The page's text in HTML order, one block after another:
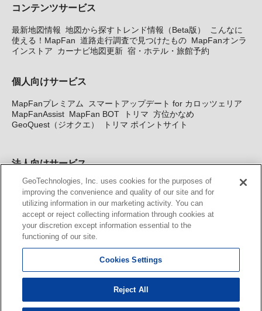
コンテンツサービス
最新地図情報 地図から探すトレンド情報（Beta版）
こんなに
使える！MapFan 道路走行調査で見つけたもの MapFanオンラ
インストア
カーナビ地図更新 宿・ホテル・旅館予約
個人向けサービス
MapFanプレミアム
スマートアップデート for カロッツェリア
MapFanAssist MapFan BOT トリマ 方位かなめ
GeoQuest（ジオクエ）
トリマ ポイントサイト
法人向けサービス
法人向け地図・位置情報サービス WEBサイト・システム向け地
図API Windows PC向け地図開発キット MapFan DB 住所確認
サービス
MAP WORLD+ トリマ広告 Geo-Research
カーナビ地図更新サービス
MapFan スマートメンバーズ
KENWOOD MapFan Club
GeoTechnologies, Inc. uses cookies for the purposes of
improving the convenience and quality of our site and for
utilizing information in our marketing activity. You can
accept or reject collecting information through cookies at
your discretion except information essential to the
functioning of our site.
Cookies Settings
Reject All